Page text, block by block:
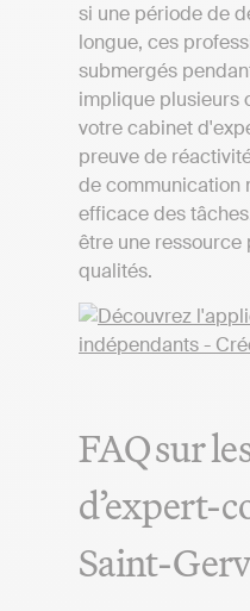
si une période de
longue, ces
submergés
implique plusieurs
votre cabinet
preuve de
de communication
efficace des
être une
qualités.
FAQ sur
d’expert-
Saint-